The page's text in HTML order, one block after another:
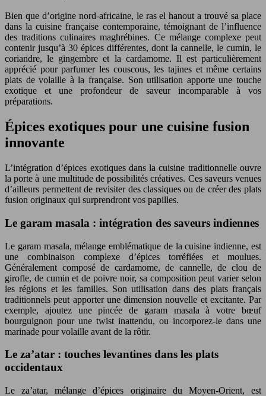
Bien que d’origine nord-africaine, le ras el hanout a trouvé sa place
dans la cuisine française contemporaine, témoignant de l’influence
des traditions culinaires maghrébines. Ce mélange complexe peut
contenir jusqu’à 30 épices différentes, dont la cannelle, le cumin, le
coriandre, le gingembre et la cardamome. Il est particulièrement
apprécié pour parfumer les couscous, les tajines et même certains
plats de volaille à la française. Son utilisation apporte une touche
exotique et une profondeur de saveur incomparable à vos
préparations.
Épices exotiques pour une cuisine fusion
innovante
L’intégration d’épices exotiques dans la cuisine traditionnelle ouvre
la porte à une multitude de possibilités créatives. Ces saveurs venues
d’ailleurs permettent de revisiter des classiques ou de créer des plats
fusion originaux qui surprendront vos papilles.
Le garam masala : intégration des saveurs indiennes
Le garam masala, mélange emblématique de la cuisine indienne, est
une combinaison complexe d’épices torréfiées et moulues.
Généralement composé de cardamome, de cannelle, de clou de
girofle, de cumin et de poivre noir, sa composition peut varier selon
les régions et les familles. Son utilisation dans des plats français
traditionnels peut apporter une dimension nouvelle et excitante. Par
exemple, ajoutez une pincée de garam masala à votre bœuf
bourguignon pour une twist inattendu, ou incorporez-le dans une
marinade pour volaille avant de la rôtir.
Le za’atar : touches levantines dans les plats
occidentaux
Le za’atar, mélange d’épices originaire du Moyen-Orient, est